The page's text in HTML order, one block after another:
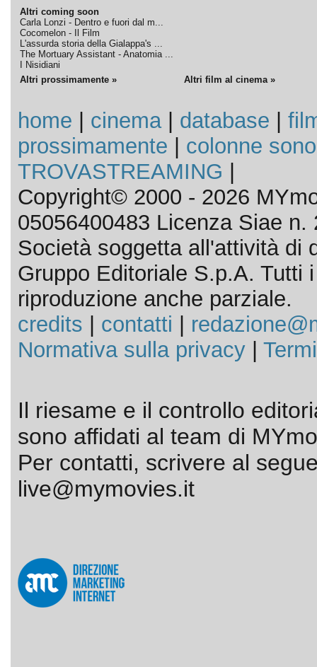
Altri coming soon
Carla Lonzi - Dentro e fuori dal m...
Cocomelon - Il Film
L'assurda storia della Gialappa's ...
The Mortuary Assistant - Anatomia ...
I Nisidiani
Altri prossimamente » Altri film al cinema »
home cinema| database
prossimamente
colonne
TROVASTREAMING
Copyright© 2000 - 2026
05056400483 Licenza Siae n.
Società soggetta all'attività di
Gruppo Editoriale S.p.A. Tutti
riproduzione anche parziale.
credits
contatti
Normativa sulla privacy|
Il riesame e il controllo
sono affidati al team di
Per contatti, scrivere al
live@mymovies.it